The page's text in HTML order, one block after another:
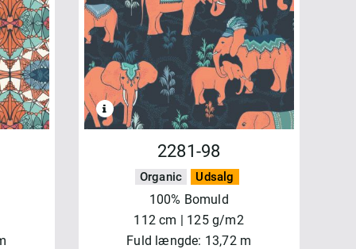
2281-98
Organic Udsalg
100% Bomuld
112 cm | 125 g/m2
Fuld længde: 13,72 m